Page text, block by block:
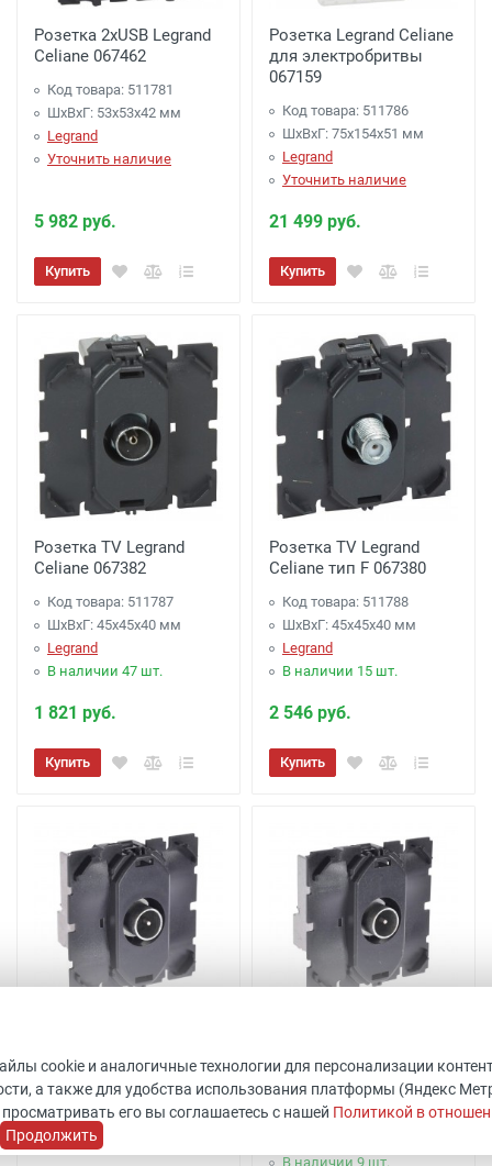
Розетка 2хUSB Legrand
Celiane 067462
Код товара: 511781
ШхВхГ: 53x53x42 мм
Legrand
Уточнить наличие
5 982 руб.
Купить
Розетка Legrand Celiane
для электробритвы
067159
Код товара: 511786
ШхВхГ: 75x154x51 мм
Legrand
Уточнить наличие
21 499 руб.
Купить
Розетка TV Legrand
Celiane 067382
Код товара: 511787
ШхВхГ: 45x45x40 мм
Legrand
В наличии 47 шт.
1 821 руб.
Купить
Розетка TV Legrand
Celiane тип F 067380
Код товара: 511788
ШхВхГ: 45x45x40 мм
Legrand
В наличии 15 шт.
2 546 руб.
Купить
Celiane 067387
Код товара: 511796
Legrand
Уточнить наличие
Legrand Celiane 067386
Код товара: 511801
ШхВхГ: 45x45x40 мм
В наличии 9 шт.
cookie и аналогичные технологии для персонализации
а также для удобства использования платформы (Яндекс
его вы соглашаетесь с нашей Политикой в
Продолжить